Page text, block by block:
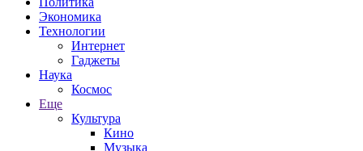
Экономика
Технологии
Интернет
Гаджеты
Наука
Космос
Еще
Культура
Кино
Музыка